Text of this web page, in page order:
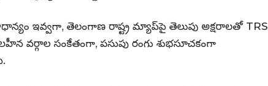
ఇవ్వగా, తెలంగాణ రాష్ట్ర మ్యాప్‌పై తెలుపు అక్షరాలతో TRS
వర్గాల సంకేతంగా, పసుపు రంగు శుభసూచకంగా